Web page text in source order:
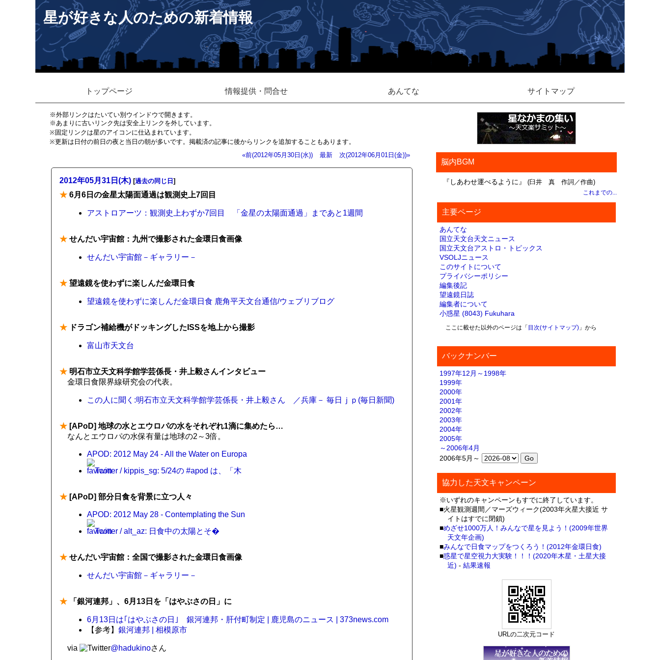
星が好きな人のための新着情報
トップページ 情報提供・問合せ あんてな サイトマップ
※外部リンクはたいてい別ウインドウで開きます。
※あまりに古いリンク先は安全上リンクを外しています。
※固定リンクは星のアイコンに仕込まれています。
※更新は日付の前日の夜と当日の朝が多いです。掲載済の記事に後からリンクを追加することもあります。
«前(2012年05月30日(水))
最新 次(2012年06月01日(金))»
2012年05月31日(木) [過去の同じ日 ]
★ 6月6日の金星太陽面通過は観測史上7回目
アストロアーツ：観測史上わずか7回目 「金星の太陽面通過」まであと1週間
★ せんだい宇宙館：九州で撮影された金環日食画像
せんだい宇宙館－ギャラリー－
★ 望遠鏡を使わずに楽しんだ金環日食
望遠鏡を使わずに楽しんだ金環日食 鹿角平天文台通信/ウェブリブログ
★ ドラゴン補給機がドッキングしたISSを地上から撮影
富山市天文台
★ 明石市立天文科学館学芸係長・井上毅さんインタビュー
金環日食限界線研究会の代表。
この人に聞く:明石市立天文科学館学芸係長・井上毅さん ／兵庫－ 毎日ｊｐ(毎日新聞)
★ [APoD] 地球の水とエウロパの水をそれぞれ1滴に集めたら…
なんとエウロパの水保有量は地球の2～3倍。
APOD: 2012 May 24 - All the Water on Europa
Twitter / kippis_sg: 5/24の #apod は、「木
★ [APoD] 部分日食を背景に立つ人々
APOD: 2012 May 28 - Contemplating the Sun
Twitter / alt_az: 日食中の太陽とそ�
★ せんだい宇宙館：全国で撮影された金環日食画像
せんだい宇宙館－ギャラリー－
★ 「銀河連邦」、6月13日を「はやぶさの日」に
6月13日は｢はやぶさの日｣ 銀河連邦・肝付町制定 | 鹿児島のニュース | 373news.com
【参考】 銀河連邦 | 相模原市
via @hadukinoさん
脳内BGM
『しあわせ運べるように』 (臼井 真 作詞／作曲)
これまでの...
主要ページ
あんてな
国立天文台天文ニュース
国立天文台アストロ・トピックス
VSOLJニュース
このサイトについて
プライバシーポリシー
編集後記
望遠鏡日誌
編集者について
小惑星 (8043) Fukuhara
ここに載せた以外のページは「 目次(サイトマップ)」から
バックナンバー
1997年12月～1998年
1999年
2000年
2001年
2002年
2003年
2004年
2005年
～2006年4月
2006年5月～
協力した天文キャンペーン
※いずれのキャンペーンもすでに終了しています。
■火星観測週間／マーズウィーク(2003年火星大接近 サ
イトはすでに閉鎖)
■めざせ1000万人！みんなで星を見よう！(2009年世界
天文年企画)
■みんなで日食マップをつくろう！(2012年金環日食)
■惑星で星空視力大実験！！！(2020年木星・土星大接
近) -結果速報
URLの二次元コード